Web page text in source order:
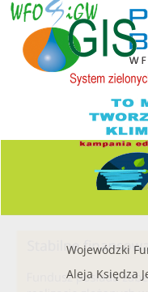
Wojewódzki
Aleja Księdza